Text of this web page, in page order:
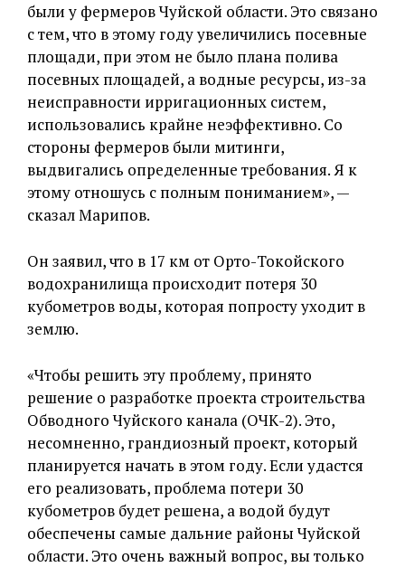
были у фермеров Чуйской области. Это связано
с тем, что в этому году увеличились посевные
площади, при этом не было плана полива
посевных площадей, а водные ресурсы, из-за
неисправности ирригационных систем,
использовались крайне неэффективно. Со
стороны фермеров были митинги,
выдвигались определенные требования. Я к
этому отношусь с полным пониманием», —
сказал Марипов.
Он заявил, что в 17 км от Орто-Токойского
водохранилища происходит потеря 30
кубометров воды, которая попросту уходит в
землю.
«Чтобы решить эту проблему, принято
решение о разработке проекта строительства
Обводного Чуйского канала (ОЧК-2). Это,
несомненно, грандиозный проект, который
планируется начать в этом году. Если удастся
его реализовать, проблема потери 30
кубометров будет решена, а водой будут
обеспечены самые дальние районы Чуйской
области. Это очень важный вопрос, вы только